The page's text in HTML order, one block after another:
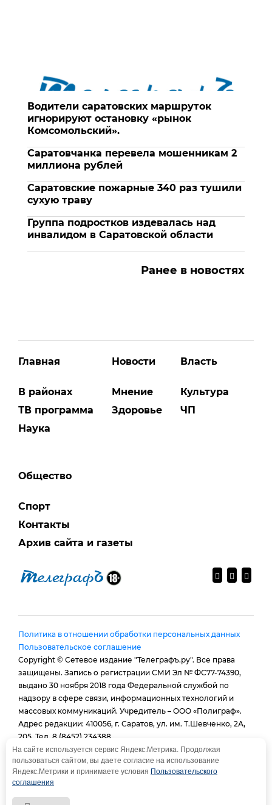
Водители саратовских маршруток
игнорируют остановку «рынок
Комсомольский».
Саратовчанка перевела мошенникам 2
миллиона рублей
Саратовские пожарные 340 раз тушили
сухую траву
Группа подростков издевалась над
инвалидом в Саратовской области
Ранее в новостях
Главная
В районах
ТВ программа
Наука
Новости
Мнение
Здоровье
Власть
Культура
ЧП
Общество
Спорт
Контакты
Архив сайта и газеты
Политика в отношении обработки персональных данных
Пользовательское соглашение
Copyright © Сетевое издание "Телеграфъ.ру". Все права
защищены. Запись о регистрации СМИ Эл № ФС77-74390,
выдано 30 ноября 2018 года Федеральной службой по
надзору в сфере связи, информационных технологий и
массовых коммуникаций. Учредитель – ООО «Полиграф».
Адрес редакции: 410056, г. Саратов, ул. им. Т.Шевченко, 2А,
205. Тел. 8 (8452) 234388.
E-mail: provtelegraf@gmail.com
И.о. главного редактора: Голубева Е. В.
При использовании материалов сайта - гиперссылка
обязательна
На сайте используется сервис Яндекс.Метрика. Продолжая
пользоваться сайтом, вы даете согласие на использование
Яндекс.Метрики и принимаете условия Пользовательского
соглашения